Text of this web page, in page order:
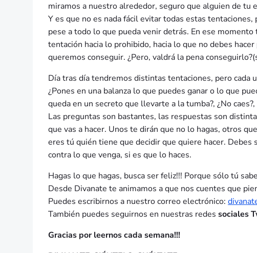
miramos a nuestro alrededor, seguro que alguien de tu
Y es que no es nada fácil evitar todas estas
pese a todo lo que pueda venir detrás. En ese
tentación hacia lo prohibido, hacia lo que no debes
queremos conseguir. ¿Pero, valdrá la pena
Día tras día tendremos distintas tentaciones, pero cada
¿Pones en una balanza lo que puedes ganar o lo que
queda en un secreto que llevarte a la tumba?, ¿No caes?,
Las preguntas son bastantes, las respuestas son
que vas a hacer. Unos te dirán que no lo hagas, otros
eres tú quién tiene que decidir que quiere hacer. Debes
contra lo que venga, si es que lo haces.
Hagas lo que hagas, busca ser feliz!!! Porque sólo tú
Desde Divanate te animamos a que nos cuentes que
Puedes escribirnos a nuestro correo electrónico:
También puedes seguirnos en nuestras redes sociales
Gracias por leernos cada semana!!!